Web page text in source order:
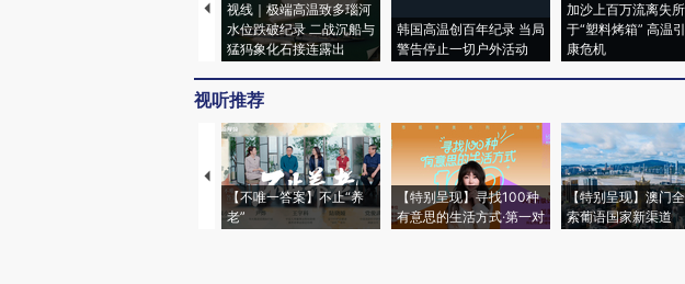
视线｜极端高温致多瑙河
水位跌破纪录 二战沉船与
猛犸象化石接连露出
韩国高温创百年纪录 当局
警告停止一切户外活动
加沙上百万流离失
于“塑料烤箱” 高温
康危机
视听推荐
【不唯一答案】不止“养
老”
【特别呈现】寻找100种
有意思的生活方式·第一对
【特别呈现】澳门
索葡语国家新渠道